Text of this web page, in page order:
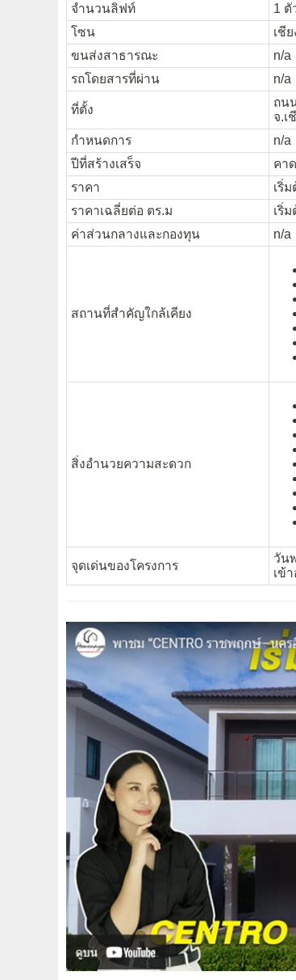
จำนวนลิฟท์
1 ตั
โซน
เชี
ขนส่งสาธารณะ
n/a
รถโดยสารที่ผ่าน
n/a
ที่ตั้ง
ถน
จ.เ
กำหนดการ
n/a
ปีที่สร้างเสร็จ
คา
ราคา
เริ่
ราคาเฉลี่ยต่อ ตร.ม
เริ่
ค่าส่วนกลางและกองทุน
n/a
สถานที่สำคัญใกล้เคียง
สิ่งอำนวยความสะดวก
จุดเด่นของโครงการ
วัน
เข้